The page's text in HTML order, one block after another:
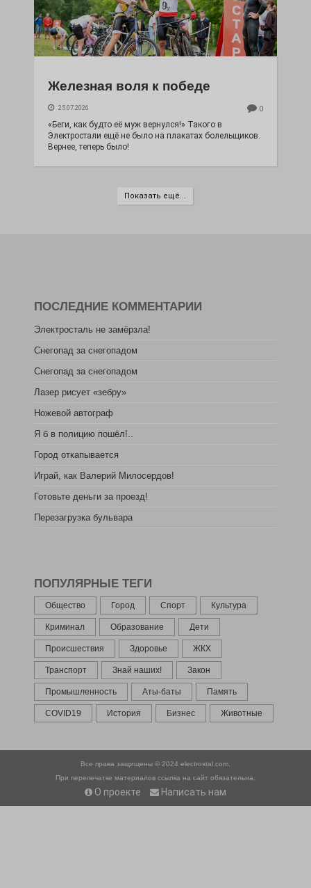
Железная воля к победе
25.07.2026 0
«Беги, как будто её муж вернулся!» Такого в
Электростали ещё не было на плакатах болельщиков.
Вернее, теперь было!
Показать ещё...
ПОСЛЕДНИЕ КОММЕНТАРИИ
Электросталь не замёрзла!
Снегопад за снегопадом
Снегопад за снегопадом
Лазер рисует «зебру»
Ножевой автограф
Я б в полицию пошёл!..
Город откапывается
Играй, как Валерий Милосердов!
Готовьте деньги за проезд!
Перезагрузка бульвара
ПОПУЛЯРНЫЕ ТЕГИ
Общество Город Спорт Культура
Криминал Образование Дети
Происшествия Здоровье ЖКХ
Транспорт Знай наших! Закон
Промышленность Аты-баты Память
COVID19 История Бизнес Животные
Все права защищены © 2024 electrostal.com.
При перепечатке материалов ссылка на сайт обязательна.
О проекте Написать нам